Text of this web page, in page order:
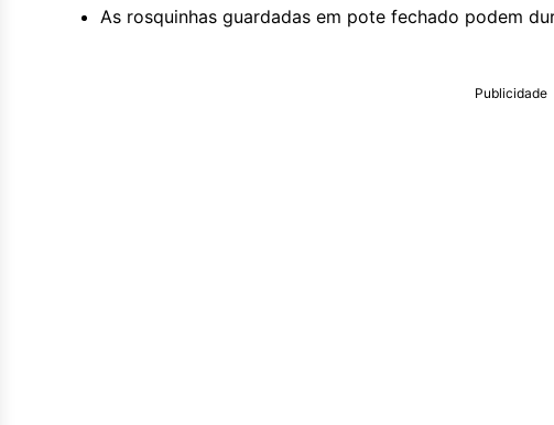
As rosquinhas guardadas em pote fechado podem
Publicidade